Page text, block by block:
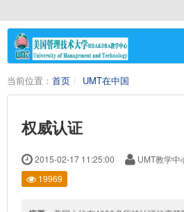
当前位置： 首页 UMT在中国
权威认证
2015-02-17 11:25:00 UMT教学中
19969